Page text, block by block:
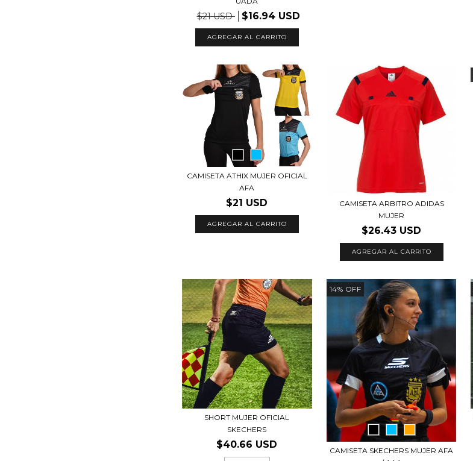
$21 USD $16.94 USD
AGREGAR AL CARRITO
CAMISETA ATHIX MUJER OFICIAL
AFA
$21 USD
AGREGAR AL CARRITO
CAMISETA ARBITRO ADIDAS
MUJER
$26.43 USD
AGREGAR AL CARRITO
SHORT MUJER OFICIAL
SKECHERS
$40.66 USD
14% OFF
CAMISETA SKECHERS MUJER AFA